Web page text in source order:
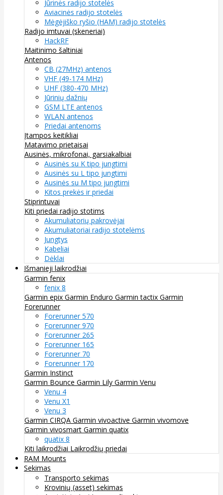
Jūrinės radijo stotelės
Aviacinės radijo stotelės
Mėgėjiško ryšio (HAM) radijo stotelės
Radijo imtuvai (skeneriai)
HackRF
Maitinimo šaltiniai
Antenos
CB (27MHz) antenos
VHF (49-174 MHz)
UHF (380-470 MHz)
Jūrinių dažnių
GSM LTE antenos
WLAN antenos
Priedai antenoms
Įtampos keitikliai
Matavimo prietaisai
Ausinės, mikrofonai, garsiakalbiai
Ausinės su K tipo jungtimi
Ausinės su L tipo jungtimi
Ausinės su M tipo jungtimi
Kitos prekės ir priedai
Stiprintuvai
Kiti priedai radijo stotims
Akumuliatorių pakrovėjai
Akumuliatoriai radijo stotelėms
Jungtys
Kabeliai
Dėklai
Išmanieji laikrodžiai
Garmin fenix
fenix 8
Garmin epix Garmin Enduro Garmin tactix Garmin
Forerunner
Forerunner 570
Forerunner 970
Forerunner 265
Forerunner 165
Forerunner 70
Forerunner 170
Garmin Instinct
Garmin Bounce Garmin Lily Garmin Venu
Venu 4
Venu X1
Venu 3
Garmin CIRQA Garmin vivoactive Garmin vivomove
Garmin vivosmart Garmin quatix
quatix 8
Kiti laikrodžiai Laikrodžių priedai
RAM Mounts
Sekimas
Transporto sekimas
Krovinių (asset) sekimas